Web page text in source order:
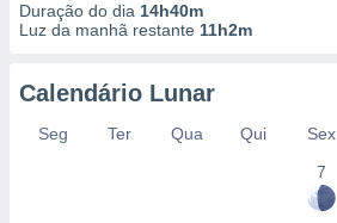
Duração do dia 14h40m
Luz da manhã restante 11h2m
Calendário Lunar
Seg Ter Qua Qui Sex
7